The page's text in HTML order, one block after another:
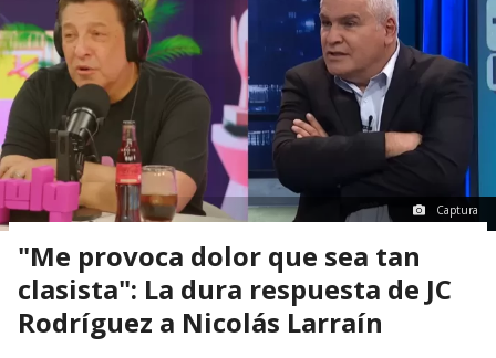
Captura
"Me provoca dolor que sea tan
clasista": La dura respuesta de JC
Rodríguez a Nicolás Larraín